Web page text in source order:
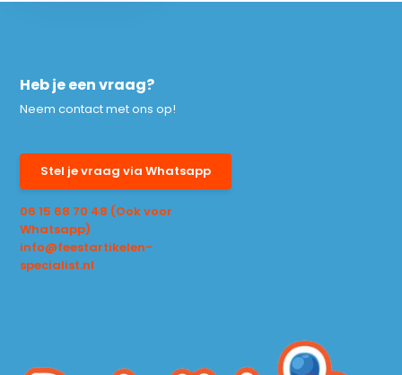
Heb je een vraag?
Neem contact met ons op!
Stel je vraag via Whatsapp
06 15 68 70 48 (Ook voor
Whatsapp)
info@feestartikelen-
specialist.nl